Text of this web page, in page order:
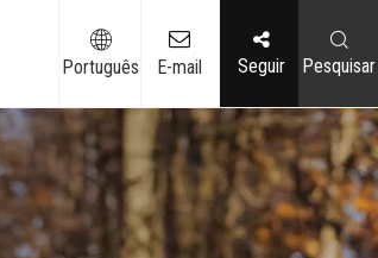
Português E-mail Seguir Pesquisar